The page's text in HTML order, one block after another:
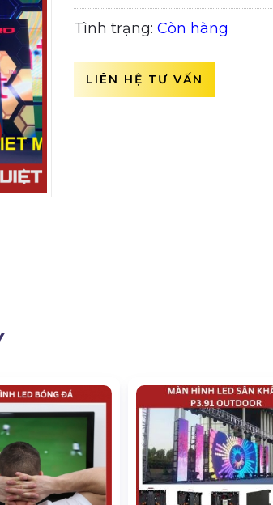
Tình trạng: Còn hàng
LIÊN HỆ TƯ VẤN